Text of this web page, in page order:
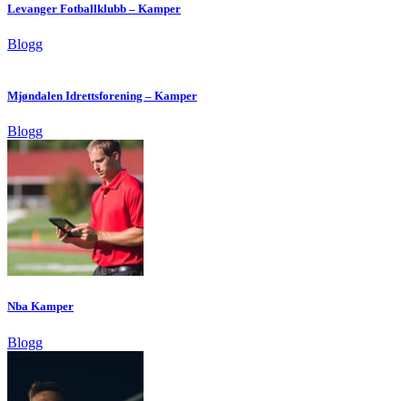
Levanger Fotballklubb – Kamper
Blogg
Mjøndalen Idrettsforening – Kamper
Blogg
Nba Kamper
Blogg